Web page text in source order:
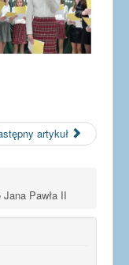
artykuł
Pawła II